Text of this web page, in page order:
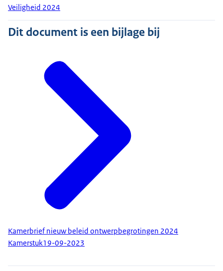
Veiligheid 2024
Dit document is een bijlage bij
Kamerbrief nieuw beleid ontwerpbegrotingen 2024
Kamerstuk19-09-2023